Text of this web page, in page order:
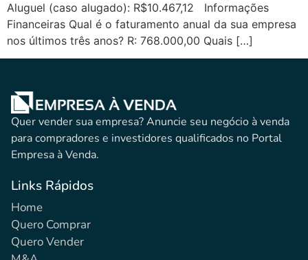
Aluguel (caso alugado): R$10.467,12 Informações
Financeiras Qual é o faturamento anual da sua empresa
nos últimos três anos? R: 768.000,00 Quais […]
Quer vender sua empresa? Anuncie seu negócio à venda
para compradores e investidores qualificados no Portal
Empresa à Venda.
Links Rápidos
Home
Quero Comprar
Quero Vender